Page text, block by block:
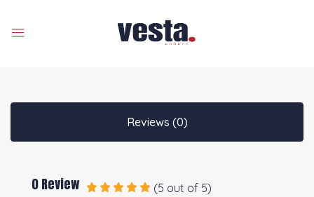
Reviews (0)
0 Review (5 out of 5)